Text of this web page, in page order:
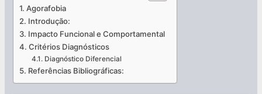
Agorafobia
Introdução:
Impacto Funcional e Comportamental
Critérios Diagnósticos
Diagnóstico Diferencial
Referências Bibliográficas: